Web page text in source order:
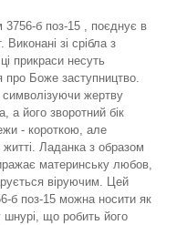
3756-б поз-15 , поєднує в
зі срібла з
прикраси несуть
про Боже заступництво.
жертву
а його зворотний бік
- короткою, але
Ладанка з образом
материнську любов,
віруючим. Цей
б поз-15 можна носити як
що робить його